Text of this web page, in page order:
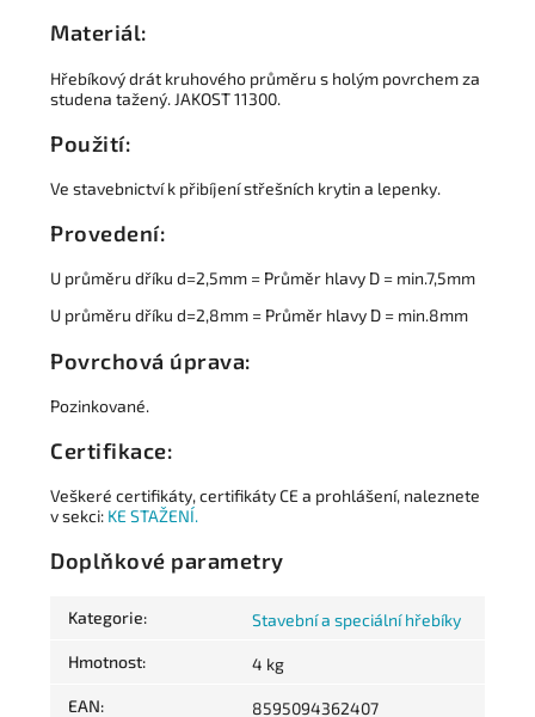
Materiál:
Hřebíkový drát kruhového průměru s holým povrchem za
studena tažený. JAKOST 11300.
Použití:
Ve stavebnictví k přibíjení střešních krytin a lepenky.
Provedení:
U průměru dříku d=2,5mm = Průměr hlavy D = min.7,5mm
U průměru dříku d=2,8mm = Průměr hlavy D = min.8mm
Povrchová úprava:
Pozinkované.
Certifikace:
Veškeré certifikáty, certifikáty CE a prohlášení, naleznete
v sekci: KE STAŽENÍ.
Doplňkové parametry
Kategorie: Stavební a speciální hřebíky
Hmotnost: 4 kg
EAN: 8595094362407